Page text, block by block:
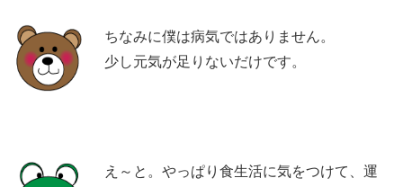
ちなみに僕は病気ではありません。
少し元気が足りないだけです。
え～と。やっぱり食生活に気をつけて、運